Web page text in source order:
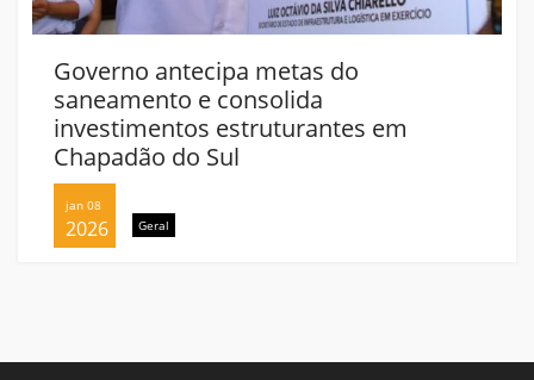
Governo antecipa metas do
saneamento e consolida
investimentos estruturantes em
Chapadão do Sul
jan 08
2026 Geral